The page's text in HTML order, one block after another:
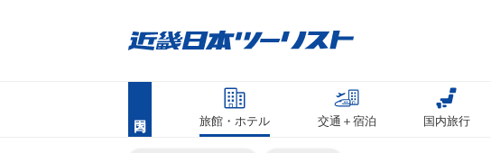
旅館・ホテル 交通＋宿泊 国内旅行